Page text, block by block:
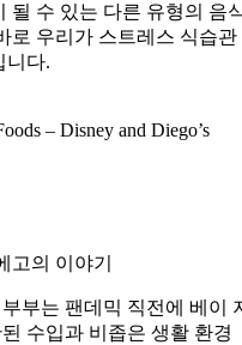
될 수 있는 다른 유형의 음
로 우리가 스트레스 식습관
니다.
고의 이야기
부는 팬데믹 직전에 베이
수입과 비좁은 생활 환경